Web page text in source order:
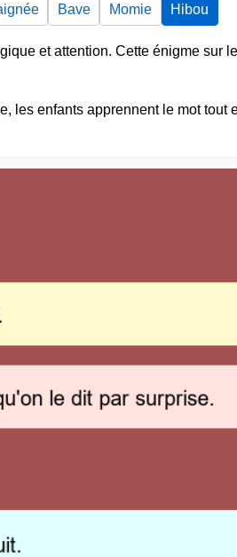
Bave Momie Hibou
et attention. Cette énigme sur
les enfants apprennent le mot tout